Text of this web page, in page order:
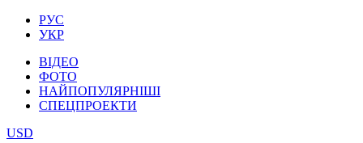
РУС
УКР
ВІДЕО
ФОТО
НАЙПОПУЛЯРНІШІ
СПЕЦПРОЕКТИ
USD